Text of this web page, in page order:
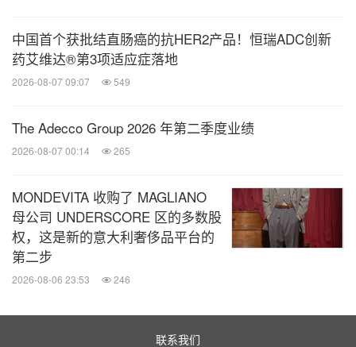
中国首个获批结直肠癌的抗HER2产品！恒瑞ADC创新
药艾维达®第3项适应症落地
2026-08-07 09:07 549
The Adecco Group 2026 年第二季度业绩
2026-08-07 00:14 265
MONDEVITA 收购了 MAGLIANO
母公司 UNDERSCORE 区的多数股
权，这是新的意大利奢侈品平台的
第二步
2026-08-06 23:53 246
联系我们